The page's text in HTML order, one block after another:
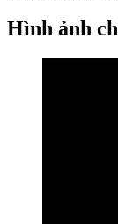
Hình ảnh